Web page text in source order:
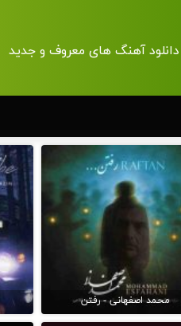
آهنگ های معروف و جدید
محمد اصفهانی - رفتن